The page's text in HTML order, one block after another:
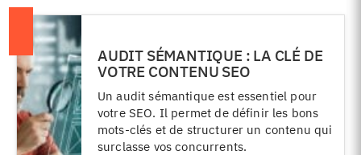
AUDIT SÉMANTIQUE : LA CLÉ DE
VOTRE CONTENU SEO
Un audit sémantique est essentiel pour
votre SEO. Il permet de définir les bons
mots-clés et de structurer un contenu qui
surclasse vos concurrents.